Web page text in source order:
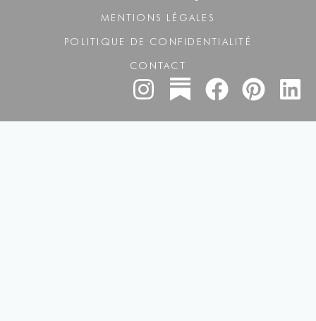
MENTIONS LÉGALES
POLITIQUE DE CONFIDENTIALITÉ
CONTACT